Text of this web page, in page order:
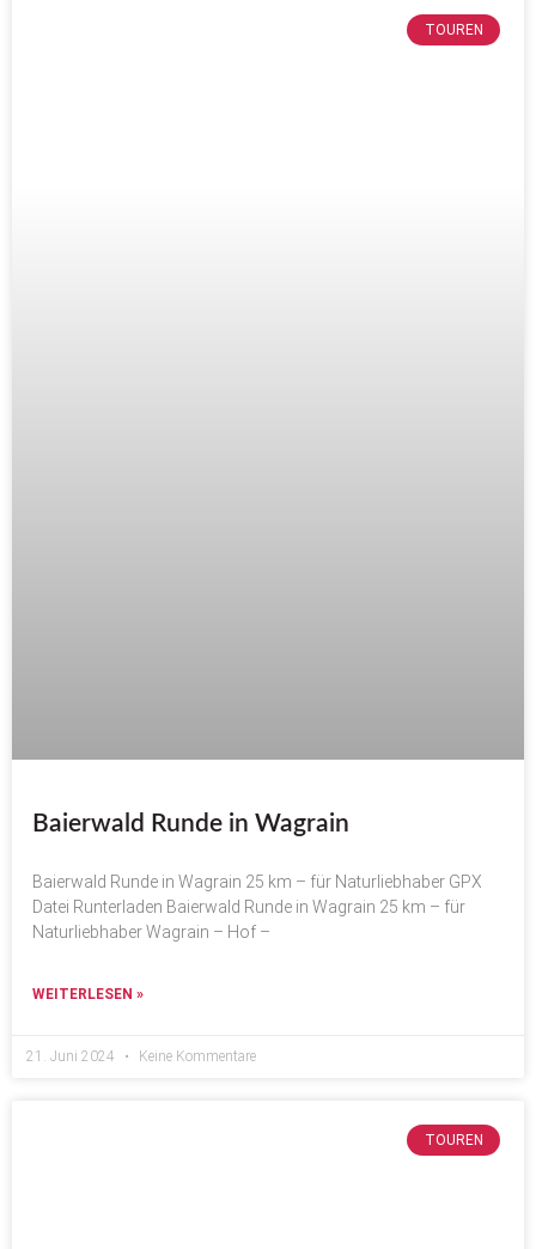
TOUREN
Baierwald Runde in Wagrain
Baierwald Runde in Wagrain 25 km – für Naturliebhaber GPX
Datei Runterladen Baierwald Runde in Wagrain 25 km – für
Naturliebhaber Wagrain – Hof –
WEITERLESEN »
21. Juni 2024 Keine Kommentare
TOUREN